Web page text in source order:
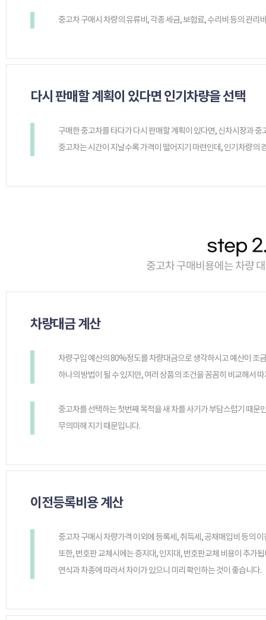
중고차 구매시 차량의 유류비, 각종 세금, 보험료, 수리비 등의 관
다시 판매할 계획이 있다면 인기차량을 선택
구매한 중고차를 타다가 다시 판매할 계획이 있다면, 신차시장과
중고차는 시간이 지날수록 가격이 떨어지기 마련인데, 인기차량의
step 2.
중고차 구매비용에는 차량
차량대금 계산
차량구입 예산의 80%정도를 차량대금으로 생각하시고 예산이 조
하나의 방법이 될 수 있지만, 여러 상품의 조건을 꼼꼼히 비교해서
중고차를 선택하는 첫번째 목적을 새 차를 사기가 부담스럽기 때문
무의미해 지기 때문입니다.
이전등록비용 계산
중고차 구매시 차량가격 이외에 등록세, 취득세, 공채매입비 등의
또한, 번호판 교체시에는 증지대, 인지대, 번호판교체 비용이 추가
연식과 차종에 따라서 차이가 있으니 미리 확인하는 것이 좋습니다.